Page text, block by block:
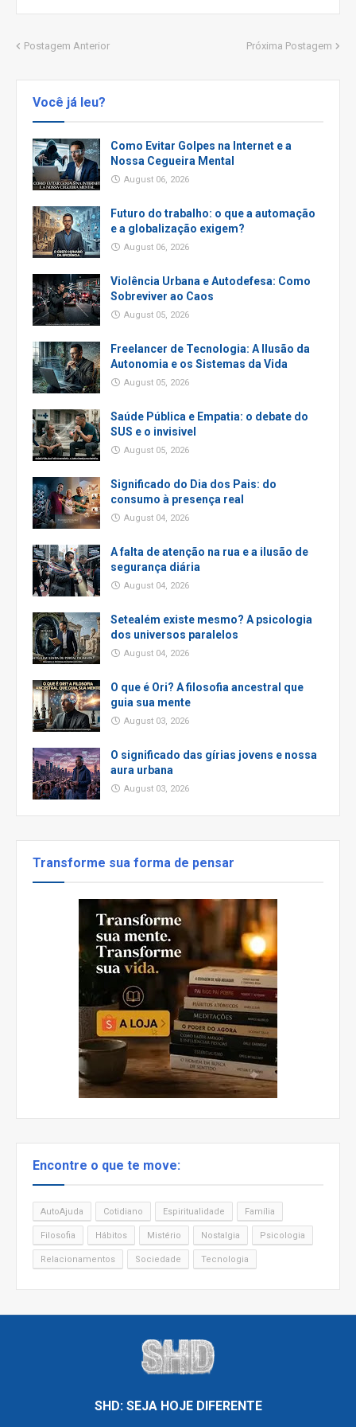
Postagem Anterior Próxima Postagem
Você já leu?
Como Evitar Golpes na Internet e a
Nossa Cegueira Mental
August 06, 2026
Futuro do trabalho: o que a automação
e a globalização exigem?
August 06, 2026
Violência Urbana e Autodefesa: Como
Sobreviver ao Caos
August 05, 2026
Freelancer de Tecnologia: A Ilusão da
Autonomia e os Sistemas da Vida
August 05, 2026
Saúde Pública e Empatia: o debate do
SUS e o invisivel
August 05, 2026
Significado do Dia dos Pais: do
consumo à presença real
August 04, 2026
A falta de atenção na rua e a ilusão de
segurança diária
August 04, 2026
Setealém existe mesmo? A psicologia
dos universos paralelos
August 04, 2026
O que é Ori? A filosofia ancestral que
guia sua mente
August 03, 2026
O significado das gírias jovens e nossa
aura urbana
August 03, 2026
Transforme sua forma de pensar
Encontre o que te move:
AutoAjuda Cotidiano Espiritualidade Família
Filosofia Hábitos Mistério Nostalgia Psicologia
Relacionamentos Sociedade Tecnologia
SHD: SEJA HOJE DIFERENTE